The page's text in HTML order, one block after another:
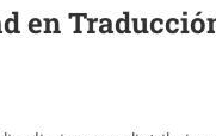
en